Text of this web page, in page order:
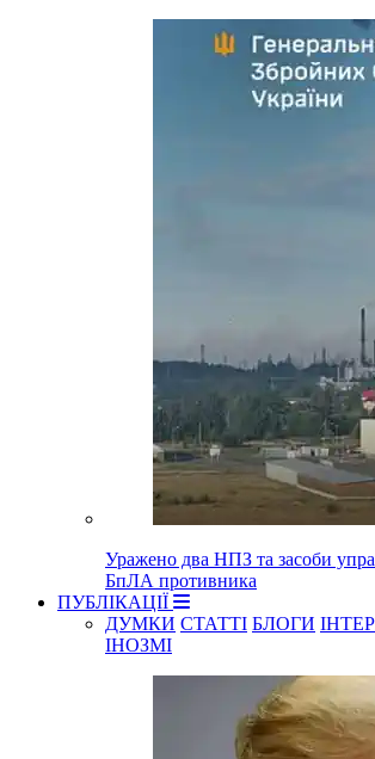
Уражено два НПЗ та засоби
БпЛА противника
ПУБЛІКАЦІЇ
ДУМКИ СТАТТІ БЛОГИ
ІНОЗМІ